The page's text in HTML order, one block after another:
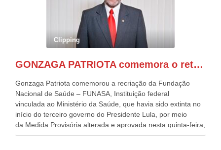
governador de Pernambuco, agora Presidente do Banco do
Nordeste, Paulo Câmara, o ex Deputado Federal, e
atualmente Superintendente da SUDENE, Danilo Cabral, da
Governadora de Pernambuco, Raquel Lyra, os ministros da
Casa Civil, Rui Costa, e da Integração e do Desenvolvimento
de todo Nordeste que também ajudam a fomentar o
Clipping
GONZAGA PATRIOTA comemora o retorno da FUNASA
Gonzaga Patriota comemorou a recriação da Fundação
Nacional de Saúde – FUNASA, Instituição federal
vinculada ao Ministério da Saúde, que havia sido extinta no
início do terceiro governo do Presidente Lula, por meio
da Medida Provisória alterada e aprovada nesta quinta-feira,
pelo Congresso Nacional. Gonzaga Patriota disse hoje em